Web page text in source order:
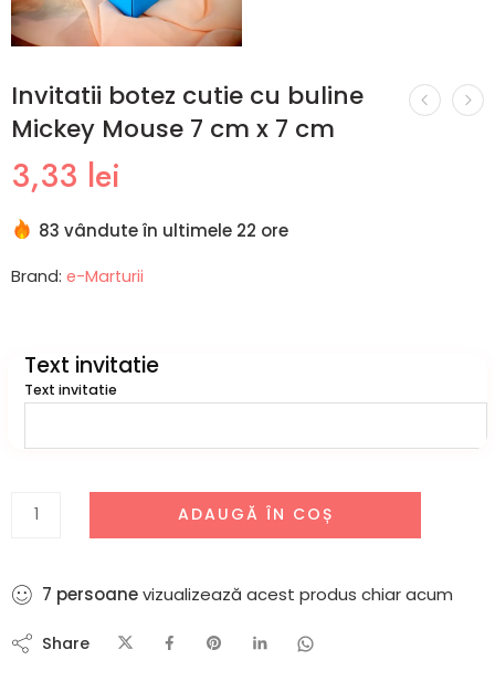
Invitatii botez cutie cu buline
Mickey Mouse 7 cm x 7 cm
3,33 lei
83 vândute în ultimele 22 ore
Brand: e-Marturii
Text invitatie
Text invitatie
ADAUGĂ ÎN COȘ
7 persoanevizualizează acest produs chiar acum
Share